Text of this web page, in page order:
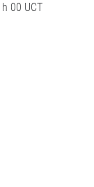
00 UCT